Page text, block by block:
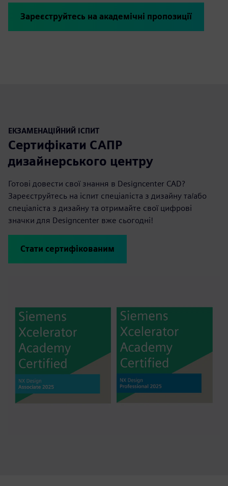
Зареєструйтесь на академічні пропозиції
ЕКЗАМЕНАЦІЙНИЙ ІСПИТ
Сертифікати САПР
дизайнерського центру
Готові довести свої знання в Designcenter CAD?
Зареєструйтесь на іспит спеціаліста з дизайну та/або
спеціаліста з дизайну та отримайте свої цифрові
значки для Designcenter вже сьогодні!
Стати сертифікованим